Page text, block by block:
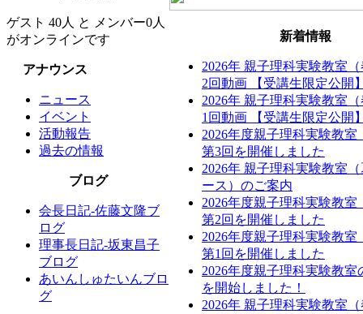
ゲスト 40人 と メンバー0人
がオンラインです
アナウンス
ニュース
イベント
活動報告
過去の情報
ブログ
会長日記-佐藤文隆ブ
ログ
理事長日記-坂東昌子
ブログ
あいんしゅたいんブロ
グ
新着情報
2026年 親子理科実験教室
2回動画 【受講生限定公開
2026年 親子理科実験教室
1回動画 【受講生限定公開
2026年度親子理科実験教室
第3回を開催しました
2026年 親子理科実験教室
ース）のご案内
2026年度親子理科実験教室
第2回を開催しました
2026年度親子理科実験教室
第1回を開催しました
2026年度親子理科実験教室
を開始しました！
2026年 親子理科実験教室